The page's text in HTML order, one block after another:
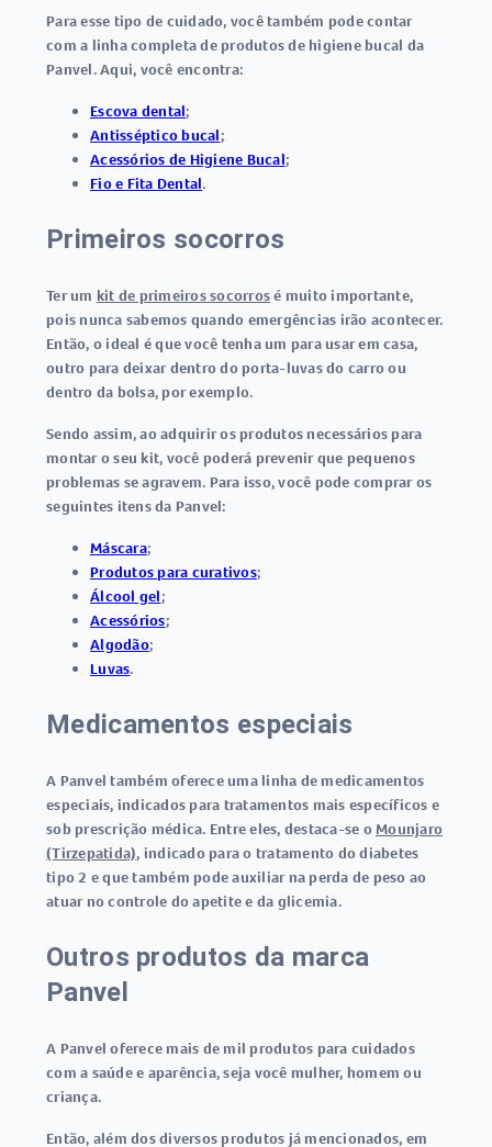
Para esse tipo de cuidado, você também pode contar
com a linha completa de produtos de higiene bucal da
Panvel. Aqui, você encontra:
Escova dental;
Antisséptico bucal;
Acessórios de Higiene Bucal;
Fio e Fita Dental.
Primeiros socorros
Ter um kit de primeiros socorrosé muito importante,
pois nunca sabemos quando emergências irão acontecer.
Então, o ideal é que você tenha um para usar em casa,
outro para deixar dentro do porta-luvas do carro ou
dentro da bolsa, por exemplo.
Sendo assim, ao adquirir os produtos necessários para
montar o seu kit, você poderá prevenir que pequenos
problemas se agravem. Para isso, você pode comprar os
seguintes itens da Panvel:
Máscara;
Produtos para curativos;
Álcool gel;
Acessórios;
Algodão;
Luvas.
Medicamentos especiais
A Panvel também oferece uma linha de medicamentos
especiais, indicados para tratamentos mais específicos e
sob prescrição médica. Entre eles, destaca-se oMounjaro
(Tirzepatida), indicado para o tratamento do diabetes
tipo 2 e que também pode auxiliar na perda de peso ao
atuar no controle do apetite e da glicemia.
Outros produtos da marca
Panvel
A Panvel oferece mais de mil produtos para cuidados
com a saúde e aparência, seja você mulher, homem ou
criança.
Então, além dos diversos produtos já mencionados, em